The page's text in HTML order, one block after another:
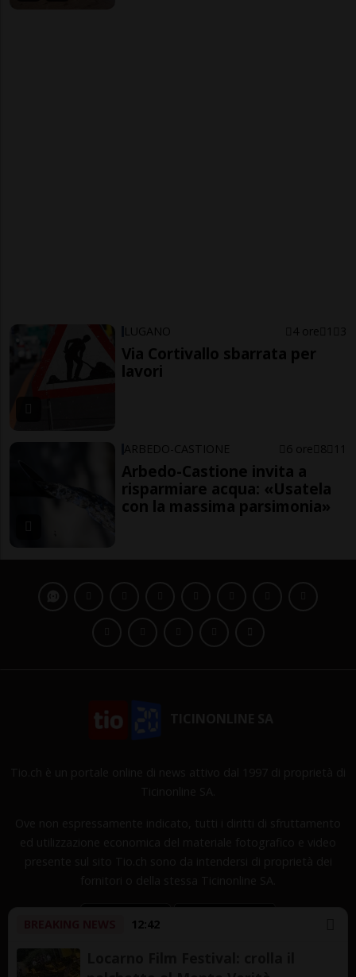
12:42
LUGANO 4 ore 1 3
Via Cortivallo sbarrata per
lavori
ARBEDO-CASTIONE 6 ore 8 11
Arbedo-Castione invita a
risparmiare acqua: «Usatela
con la massima parsimonia»